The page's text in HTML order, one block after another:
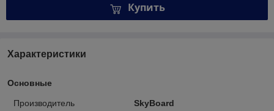
Купить
Характеристики
Основные
Производитель
SkyBoard